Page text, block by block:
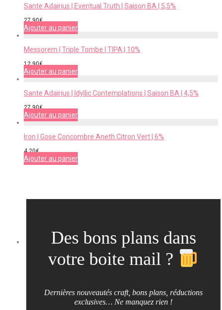
Sante Adairius | Eventual Truth | Saison BA | 5,5%
27,90€
Ajouter au panier
Messorem | Triple Tombe | TIPA | 10%
12,90€
Ajouter au panier
Sante Adairius | Idyllic Contemplations | Saison BA | 4,5%
27,90€
Ajouter au panier
Iron | Gose Concombre Aneth Citron Vert | 6%
4,20€
Ajouter au panier
Des bons plans dans
votre boite mail ?
Dernières nouveautés craft, bons plans, réductions
exclusives… Ne manquez rien !